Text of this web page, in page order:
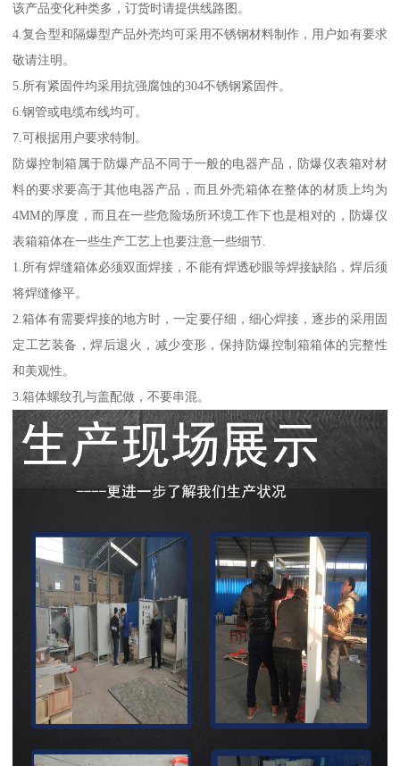
该产品变化种类多，订货时请提供线路图。
4.复合型和隔爆型产品外壳均可采用不锈钢材料制作，用户如有要求
敬请注明。
5.所有紧固件均采用抗强腐蚀的304不锈钢紧固件。
6.钢管或电缆布线均可。
7.可根据用户要求特制。
防爆控制箱属于防爆产品不同于一般的电器产品，防爆仪表箱对材
料的要求要高于其他电器产品，而且外壳箱体在整体的材质上均为
4MM的厚度，而且在一些危险场所环境工作下也是相对的，防爆仪
表箱箱体在一些生产工艺上也要注意一些细节.
1.所有焊缝箱体必须双面焊接，不能有焊透砂眼等焊接缺陷，焊后须
将焊缝修平。
2.箱体有需要焊接的地方时，一定要仔细，细心焊接，逐步的采用固
定工艺装备，焊后退火，减少变形，保持防爆控制箱箱体的完整性
和美观性。
3.箱体螺纹孔与盖配做，不要串混。